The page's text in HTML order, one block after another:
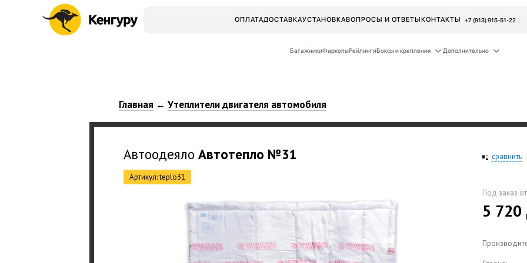
ОПЛАТАДОСТАВКАУСТАНОВКАВОПРОСЫ И ОТВЕТЫКОНТАКТЫ +7 (913) 915-51-22
БагажникиФаркопыРейлингиБоксы и крепления Дополнительно
Главная ← Утеплители двигателя автомобиля
Автоодеяло Автотепло №31
Артикул: teplo31
сравнить
Под заказ
5 720